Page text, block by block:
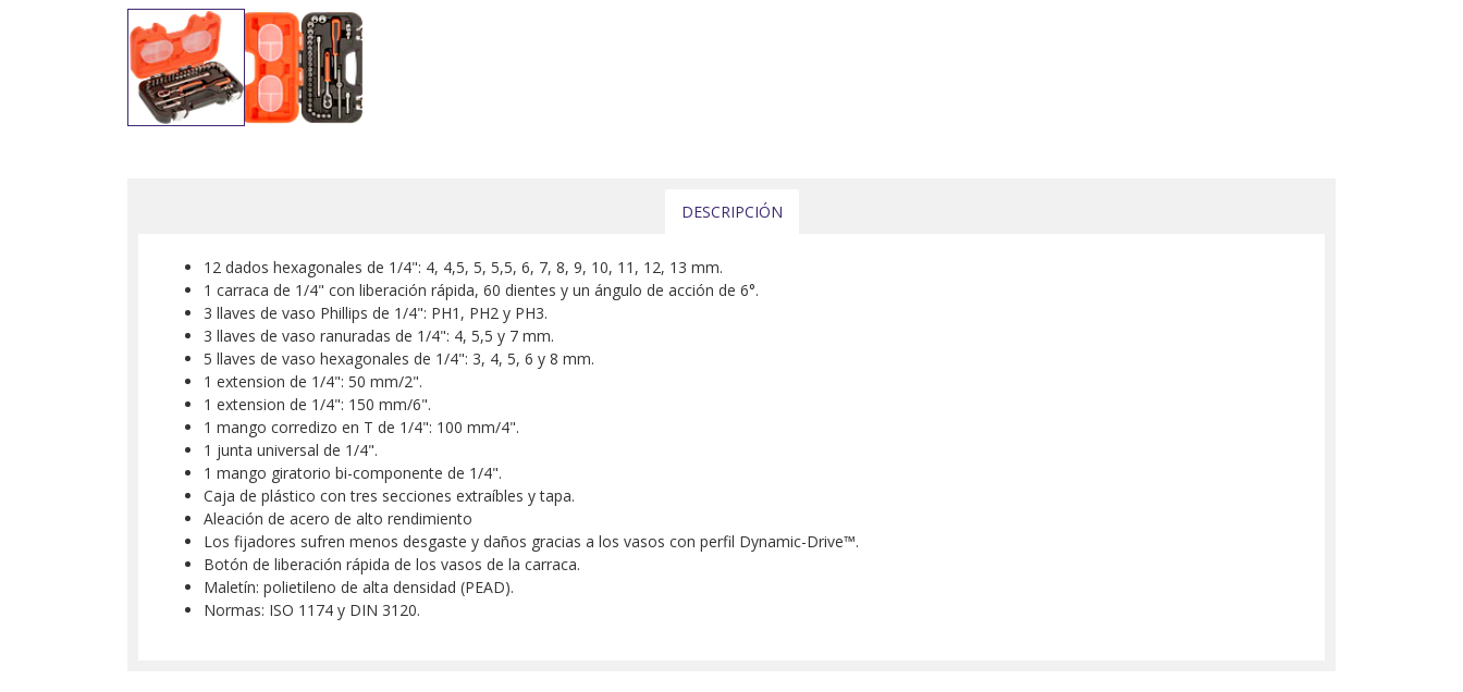
DESCRIPCIÓN
12 dados hexagonales de 1/4": 4, 4,5, 5, 5,5, 6, 7, 8, 9, 10, 11, 12, 13 mm.
1 carraca de 1/4" con liberación rápida, 60 dientes y un ángulo de acción de 6°.
3 llaves de vaso Phillips de 1/4": PH1, PH2 y PH3.
3 llaves de vaso ranuradas de 1/4": 4, 5,5 y 7 mm.
5 llaves de vaso hexagonales de 1/4": 3, 4, 5, 6 y 8 mm.
1 extension de 1/4": 50 mm/2".
1 extension de 1/4": 150 mm/6".
1 mango corredizo en T de 1/4": 100 mm/4".
1 junta universal de 1/4".
1 mango giratorio bi-componente de 1/4".
Caja de plástico con tres secciones extraíbles y tapa.
Aleación de acero de alto rendimiento
Los fijadores sufren menos desgaste y daños gracias a los vasos con perfil Dynamic-Drive™.
Botón de liberación rápida de los vasos de la carraca.
Maletín: polietileno de alta densidad (PEAD).
Normas: ISO 1174 y DIN 3120.